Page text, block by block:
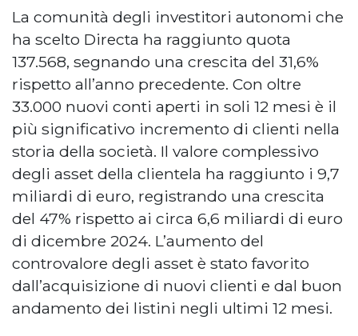
La comunità degli investitori autonomi che
ha scelto Directa ha raggiunto quota
137.568, segnando una crescita del 31,6%
rispetto all’anno precedente. Con oltre
33.000 nuovi conti aperti in soli 12 mesi è il
più significativo incremento di clienti nella
storia della società. Il valore complessivo
degli asset della clientela ha raggiunto i 9,7
miliardi di euro, registrando una crescita
del 47% rispetto ai circa 6,6 miliardi di euro
di dicembre 2024. L’aumento del
controvalore degli asset è stato favorito
dall’acquisizione di nuovi clienti e dal buon
andamento dei listini negli ultimi 12 mesi.